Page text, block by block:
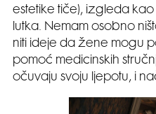
estetike tiče), izgleda
lutka. Nemam osobno
niti ideje da žene mogu
pomoć medicinskih
očuvaju svoju ljepotu, i